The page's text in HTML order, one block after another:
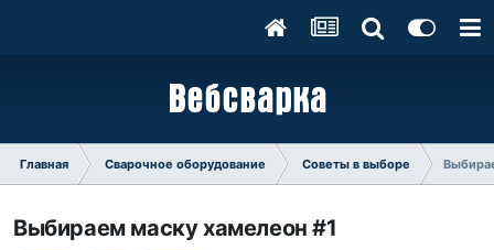
Главная Сварочное оборудование Советы в выборе
Выбираем маску хамелеон #1